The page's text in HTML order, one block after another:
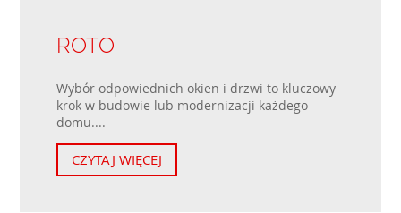
ROTO
Wybór odpowiednich okien i drzwi to kluczowy
krok w budowie lub modernizacji każdego
domu....
CZYTAJ WIĘCEJ